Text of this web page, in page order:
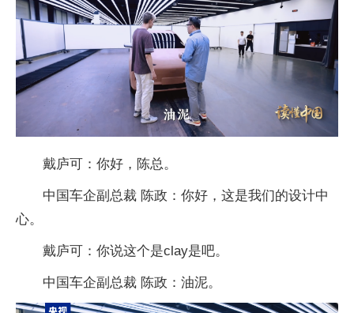
戴庐可：你好，陈总。
中国车企副总裁 陈政：你好，这是我们的设计中
心。
戴庐可：你说这个是clay是吧。
中国车企副总裁 陈政：油泥。